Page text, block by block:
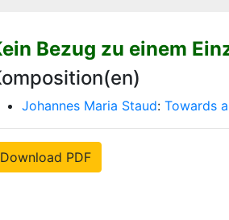
Bezug zu einem
Johannes Maria Staud: Towards
Download PDF